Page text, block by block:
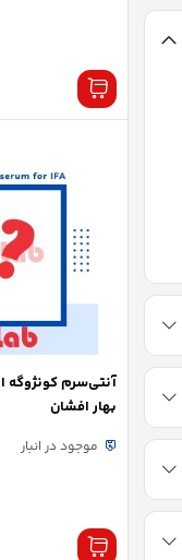
آنتی‌سرم کونژوگه
بهار افشان
موجود در انبار